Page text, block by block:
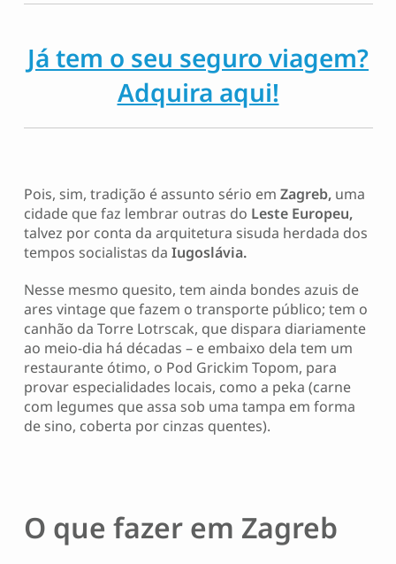
Já tem o seu seguro viagem?
Adquira aqui!
Pois, sim, tradição é assunto sério em Zagreb,uma
cidade que faz lembrar outras do Leste Europeu,
talvez por conta da arquitetura sisuda herdada dos
tempos socialistas da Iugoslávia.
Nesse mesmo quesito, tem ainda bondes azuis de
ares vintage que fazem o transporte público; tem o
canhão da Torre Lotrscak, que dispara diariamente
ao meio-dia há décadas – e embaixo dela tem um
restaurante ótimo, o Pod Grickim Topom, para
provar especialidades locais, como a peka (carne
com legumes que assa sob uma tampa em forma
de sino, coberta por cinzas quentes).
O que fazer em Zagreb